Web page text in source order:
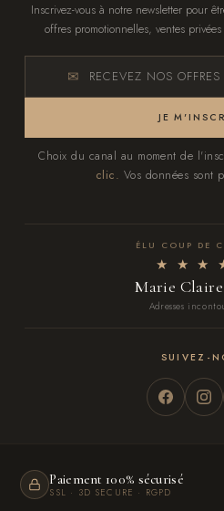
Inscrivez-vous à notre newsletter pour
offres promotionnelles, ventes
RECEVEZ NOS
JE
Choix du canal au moment de
clic. Vos données sont
ÉLU COUP DE
★ ★ ★
Marie
Adresses
SUIVEZ-
Paiement 100% sécurisé
SSL · 3D SECURE · RGPD